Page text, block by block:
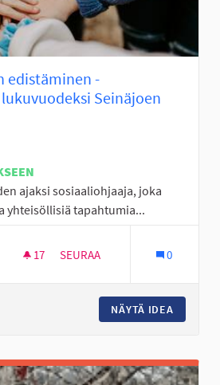
edistäminen -
Seinäjoen
ajaksi sosiaaliohjaaja, joka
yhteisöllisiä tapahtumia...
17 17 SEURAAJAA
SEURAA 0
NÄYTÄ IDEA